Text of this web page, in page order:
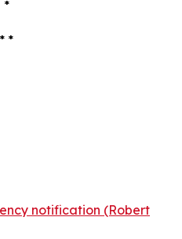
*
* *
notification (Robert